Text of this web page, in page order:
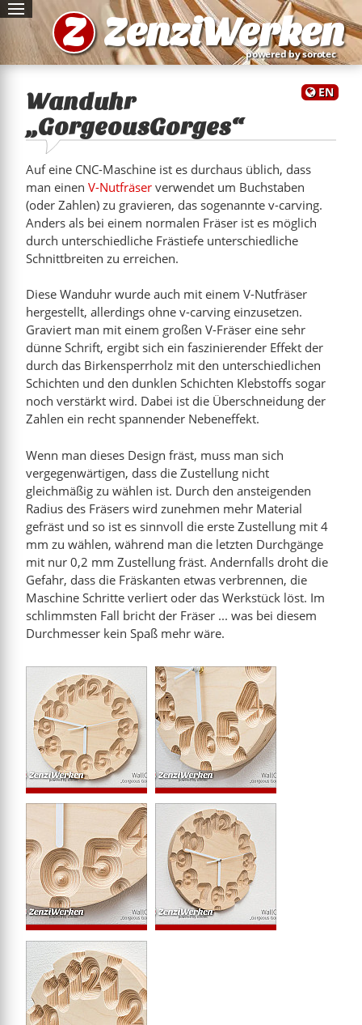
Z ZenziWerken
powered by sorotec
EN
Wanduhr
„GorgeousGorges“
Auf eine CNC-Maschine ist es durchaus üblich, dass
man einen V-Nutfräser verwendet um Buchstaben
(oder Zahlen) zu gravieren, das sogenannte v-carving.
Anders als bei einem normalen Fräser ist es möglich
durch unterschiedliche Frästiefe unterschiedliche
Schnittbreiten zu erreichen.
Diese Wanduhr wurde auch mit einem V-Nutfräser
hergestellt, allerdings ohne v-carving einzusetzen.
Graviert man mit einem großen V-Fräser eine sehr
dünne Schrift, ergibt sich ein faszinierender Effekt der
durch das Birkensperrholz mit den unterschiedlichen
Schichten und den dunklen Schichten Klebstoffs sogar
noch verstärkt wird. Dabei ist die Überschneidung der
Zahlen ein recht spannender Nebeneffekt.
Wenn man dieses Design fräst, muss man sich
vergegenwärtigen, dass die Zustellung nicht
gleichmäßig zu wählen ist. Durch den ansteigenden
Radius des Fräsers wird zunehmen mehr Material
gefräst und so ist es sinnvoll die erste Zustellung mit 4
mm zu wählen, während man die letzten Durchgänge
mit nur 0,2 mm Zustellung fräst. Andernfalls droht die
Gefahr, dass die Fräskanten etwas verbrennen, die
Maschine Schritte verliert oder das Werkstück löst. Im
schlimmsten Fall bricht der Fräser ... was bei diesem
Durchmesser kein Spaß mehr wäre.